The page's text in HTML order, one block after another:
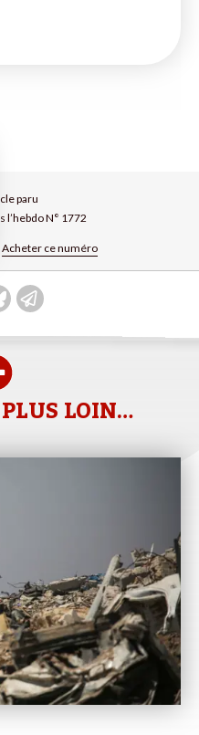
paru
l’hebdo N° 1772
Acheter ce numéro
LOIN…